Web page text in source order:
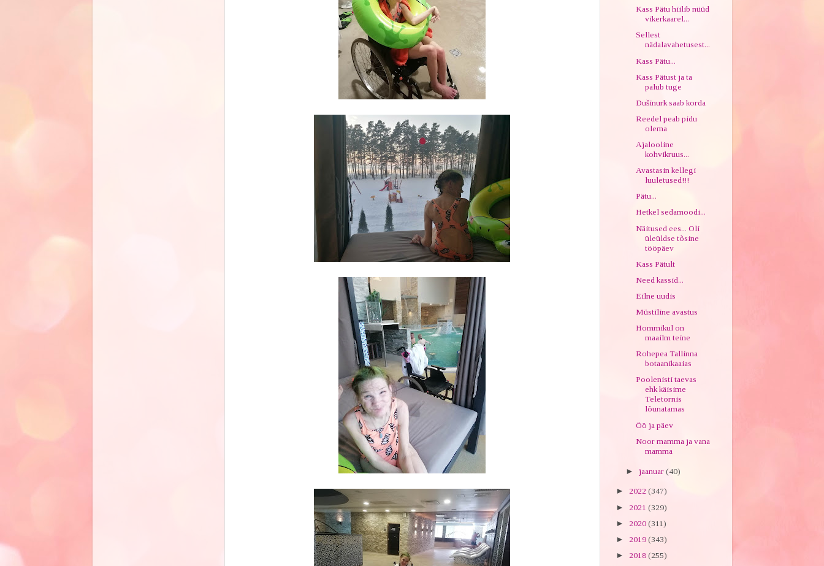
Kass Pätu hiilib nüüd
vikerkaarel...
Sellest
nädalavahetusest...
Kass Pätu...
Kass Pätust ja ta
palub tuge
Dušinurk saab korda
Reedel peab pidu
olema
Ajalooline
kohvikruus...
Avastasin kellegi
luuletused!!!
Pätu...
Hetkel sedamoodi...
Näitused ees... Oli
üleüldse tõsine
tööpäev
Kass Pätult
Need kassid...
Eilne uudis
Müstiline avastus
Hommikul on
maailm teine
Rohepea Tallinna
botaanikaaias
Poolenisti taevas
ehk käisime
Teletornis
lõunatamas
Öö ja päev
Noor mamma ja vana
mamma
► jaanuar (40)
► 2022 (347)
► 2021 (329)
► 2020 (311)
► 2019 (343)
► 2018 (255)